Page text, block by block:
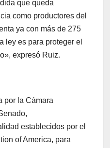
que queda
como productores del
ya con más de 275
ley es para proteger el
expresó Ruiz.
por la Cámara
establecidos por el
of America, para